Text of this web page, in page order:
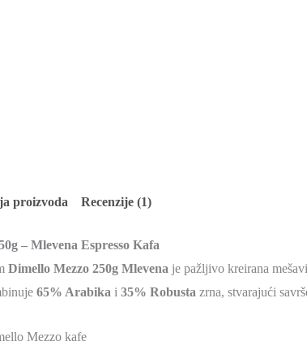
proizvoda Recenzije (1)
– Mlevena Espresso Kafa
Dimello Mezzo 250g Mlevena je pažljivo kreirana
65% Arabika i 35% Robusta zrna, stvarajući
Mezzo kafe